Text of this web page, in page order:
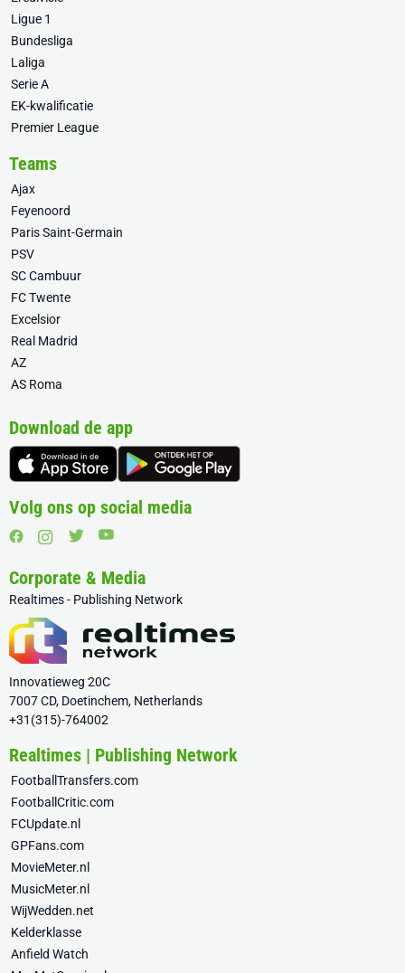
Ligue 1
Bundesliga
Laliga
Serie A
EK-kwalificatie
Premier League
Teams
Ajax
Feyenoord
Paris Saint-Germain
PSV
SC Cambuur
FC Twente
Excelsior
Real Madrid
AZ
AS Roma
Download de app
Volg ons op social media
Corporate & Media
Realtimes - Publishing Network
Innovatieweg 20C
7007 CD, Doetinchem, Netherlands
+31(315)-764002
Realtimes | Publishing Network
FootballTransfers.com
FootballCritic.com
FCUpdate.nl
GPFans.com
MovieMeter.nl
MusicMeter.nl
WijWedden.net
Kelderklasse
Anfield Watch